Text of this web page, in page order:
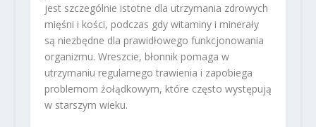
jest szczególnie istotne dla utrzymania zdrowych
mięśni i kości, podczas gdy witaminy i minerały
są niezbędne dla prawidłowego funkcjonowania
organizmu. Wreszcie, błonnik pomaga w
utrzymaniu regularnego trawienia i zapobiega
problemom żołądkowym, które często występują
w starszym wieku.